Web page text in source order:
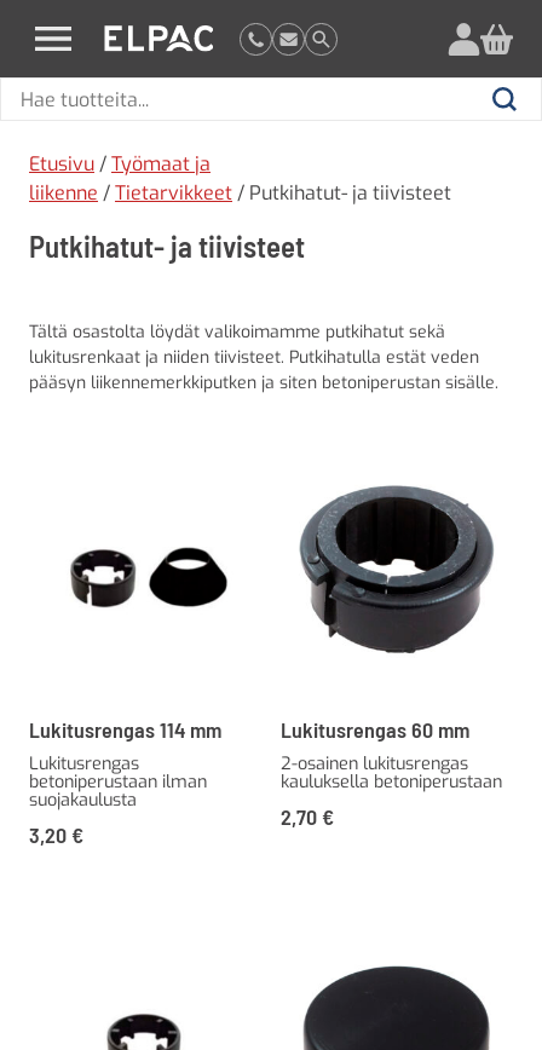
elpac.fi
Hae
Hae
Etusivu /Työmaat ja
liikenne /Tietarvikkeet / Putkihatut- ja tiivisteet
Putkihatut- ja tiivisteet
Tältä osastolta löydät valikoimamme putkihatut sekä
lukitusrenkaat ja niiden tiivisteet. Putkihatulla estät veden
pääsyn liikennemerkkiputken ja siten betoniperustan sisälle.
Lukitusrengas 114 mm
Lukitusrengas
betoniperustaan ilman
suojakaulusta
3,20 €
Lukitusrengas 60 mm
2-osainen lukitusrengas
kauluksella betoniperustaan
2,70 €